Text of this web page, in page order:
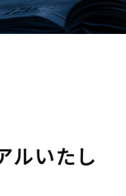
ルいたし
メ
ニ